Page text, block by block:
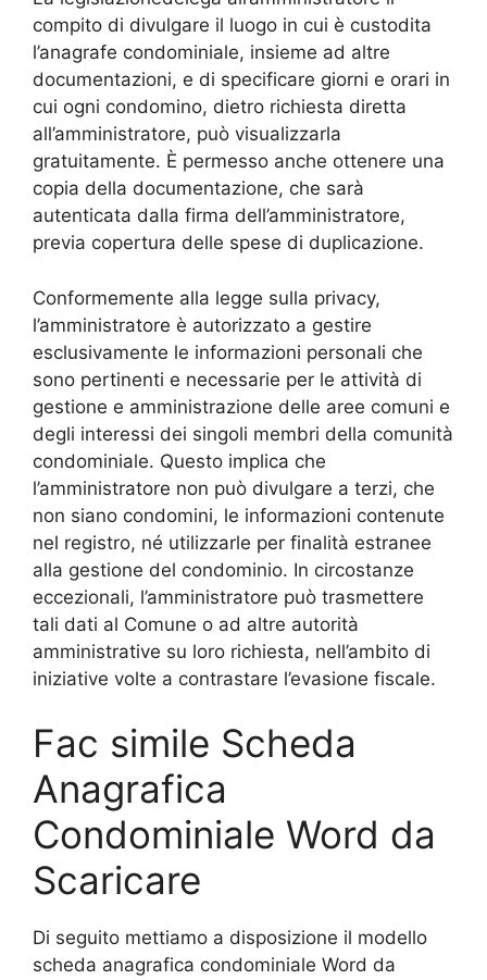
compito di divulgare il luogo in cui è custodita
l’anagrafe condominiale, insieme ad altre
documentazioni, e di specificare giorni e orari in
cui ogni condomino, dietro richiesta diretta
all’amministratore, può visualizzarla
gratuitamente. È permesso anche ottenere una
copia della documentazione, che sarà
autenticata dalla firma dell’amministratore,
previa copertura delle spese di duplicazione.
Conformemente alla legge sulla privacy,
l’amministratore è autorizzato a gestire
esclusivamente le informazioni personali che
sono pertinenti e necessarie per le attività di
gestione e amministrazione delle aree comuni e
degli interessi dei singoli membri della comunità
condominiale. Questo implica che
l’amministratore non può divulgare a terzi, che
non siano condomini, le informazioni contenute
nel registro, né utilizzarle per finalità estranee
alla gestione del condominio. In circostanze
eccezionali, l’amministratore può trasmettere
tali dati al Comune o ad altre autorità
amministrative su loro richiesta, nell’ambito di
iniziative volte a contrastare l’evasione fiscale.
Fac simile Scheda
Anagrafica
Condominiale Word da
Scaricare
Di seguito mettiamo a disposizione il modello
scheda anagrafica condominiale Word da